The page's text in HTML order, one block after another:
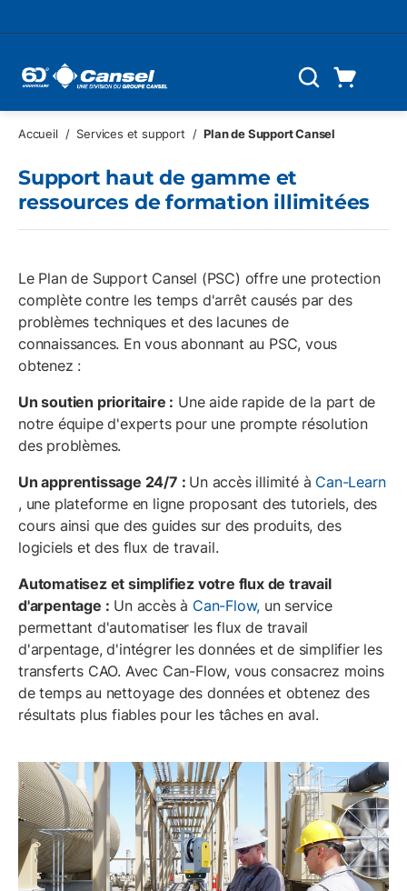
Recherche
Accueil / Services et support / Plan de Support Cansel
Support haut de gamme et
ressources de formation illimitées
Le Plan de Support Cansel (PSC) offre une protection
complète contre les temps d'arrêt causés par des
problèmes techniques et des lacunes de
connaissances. En vous abonnant au PSC, vous
obtenez :
Un soutien prioritaire : Une aide rapide de la part de
notre équipe d'experts pour une prompte résolution
des problèmes.
Un apprentissage 24/7 : Un accès illimité à Can-Learn
, une plateforme en ligne proposant des tutoriels, des
cours ainsi que des guides sur des produits, des
logiciels et des flux de travail.
Automatisez et simplifiez votre flux de travail
d'arpentage : Un accès à Can-Flow, un service
permettant d'automatiser les flux de travail
d'arpentage, d'intégrer les données et de simplifier les
transferts CAO. Avec Can-Flow, vous consacrez moins
de temps au nettoyage des données et obtenez des
résultats plus fiables pour les tâches en aval.